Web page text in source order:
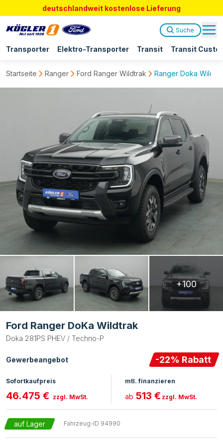
deutschlandweit kostenlose Lieferung
Transporter Elektro-Transporter Transit Transit
Suche
Startseite Ranger Ford Ranger Wildtrak Ranger Doka
+100
Ford Ranger DoKa Wildtrak
Doka 281PS PHEV / Techno-P
Gewerbeangebot -22% Rabatt
Sofortkaufpreis
46.475 € zzgl. MwSt.
mtl. finanzieren
ab 513 € zzgl. MwSt.
auf Lager Fahrzeug-ID 94990